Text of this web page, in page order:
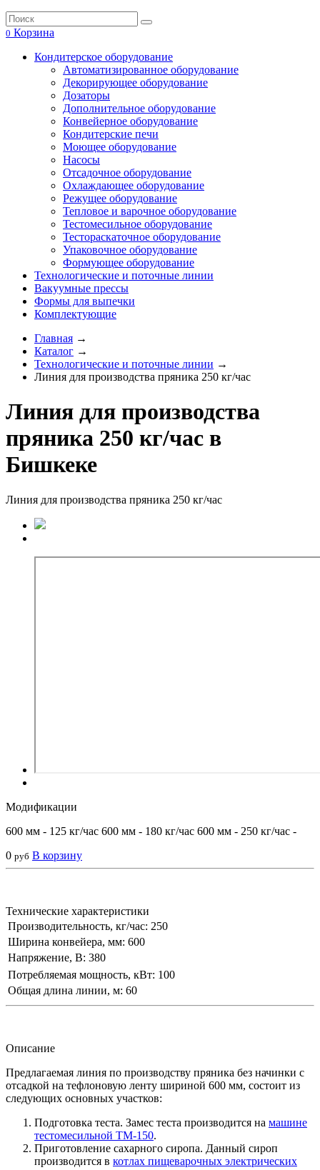
0 Корзина
Кондитерское оборудование
Автоматизированное оборудование
Декорирующее оборудование
Дозаторы
Дополнительное оборудование
Конвейерное оборудование
Кондитерские печи
Моющее оборудование
Насосы
Отсадочное оборудование
Охлаждающее оборудование
Режущее оборудование
Тепловое и варочное оборудование
Тестомесильное оборудование
Тестораскаточное оборудование
Упаковочное оборудование
Формующее оборудование
Технологические и поточные линии
Вакуумные прессы
Формы для выпечки
Комплектующие
Главная →
Каталог →
Технологические и поточные линии →
Линия для производства пряника 250 кг/час
Линия для производства
пряника 250 кг/час в
Бишкеке
Линия для производства пряника 250 кг/час
Модификации
600 мм - 125 кг/час 600 мм - 180 кг/час 600 мм - 250 кг/час -
0 руб В корзину
Технические характеристики
Производительность, кг/час: 250
Ширина конвейера, мм: 600
Напряжение, В: 380
Потребляемая мощность, кВт: 100
Общая длина линии, м: 60
Описание
Предлагаемая линия по производству пряника без начинки с
отсадкой на тефлоновую ленту шириной 600 мм, состоит из
следующих основных участков:
Подготовка теста. Замес теста производится на машине
тестомесильной ТМ-150.
Приготовление сахарного сиропа. Данный сироп
производится в котлах пищеварочных электрических